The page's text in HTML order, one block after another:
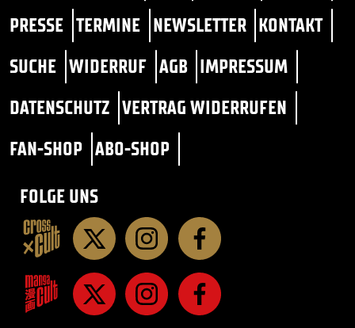
PRESSE TERMINE NEWSLETTER KONTAKT
SUCHE WIDERRUF AGB IMPRESSUM
DATENSCHUTZ VERTRAG WIDERRUFEN
FAN-SHOP ABO-SHOP
FOLGE UNS